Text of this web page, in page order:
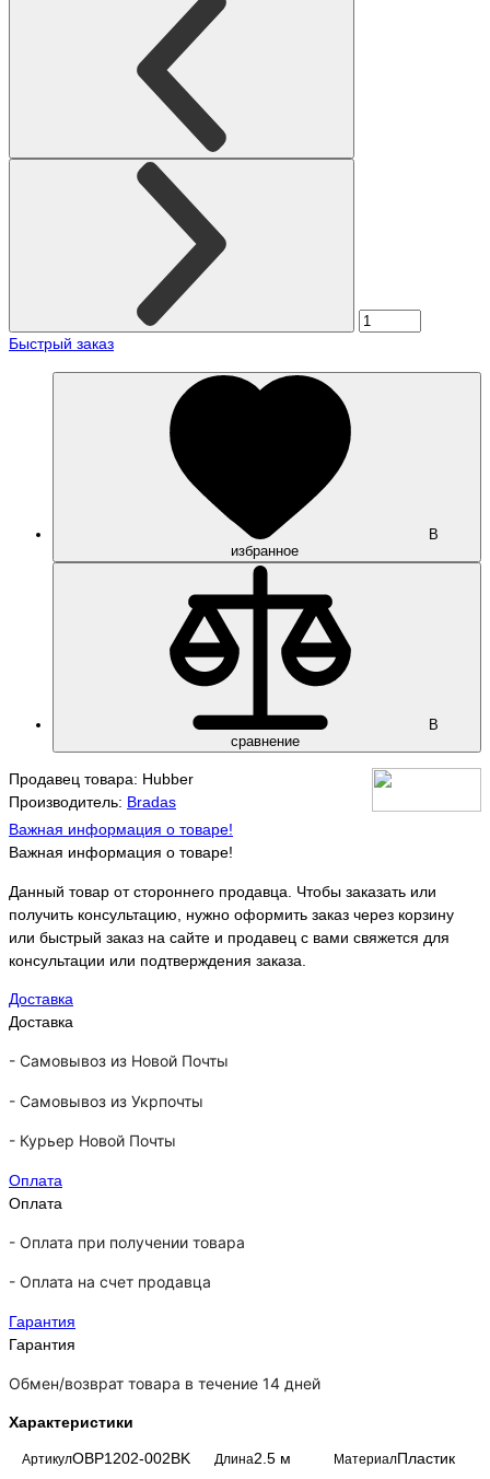
Быстрый заказ
В
избранное
В
сравнение
Продавец товара: Hubber
Производитель: Bradas
Важная информация о товаре!
Важная информация о товаре!
Данный товар от стороннего продавца. Чтобы заказать или
получить консультацию, нужно оформить заказ через корзину
или быстрый заказ на сайте и продавец с вами свяжется для
консультации или подтверждения заказа.
Доставка
Доставка
- Самовывоз из Новой Почты
- Самовывоз из Укрпочты
- Курьер Новой Почты
Оплата
Оплата
- Оплата при получении товара
- Оплата на счет продавца
Гарантия
Гарантия
Обмен/возврат товара в течение 14 дней
Характеристики
АртикулOBP1202-002BK Длина2.5 м МатериалПластик